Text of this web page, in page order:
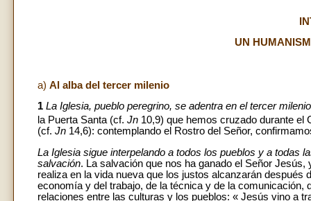
UN
a) Al alba del tercer milenio
1 La Iglesia, pueblo peregrino, se adentra en el tercer
la Puerta Santa (cf. Jn 10,9) que hemos cruzado durante el
(cf. Jn 14,6): contemplando el Rostro del Señor,
La Iglesia sigue interpelando a todos los pueblos y a todas
salvación. La salvación que nos ha ganado el Señor
realiza en la vida nueva que los justos alcanzarán
economía y del trabajo, de la técnica y de la
relaciones entre las culturas y los pueblos: « Jesús vino a